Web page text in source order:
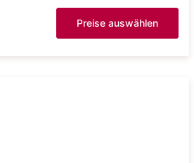
Preise auswählen